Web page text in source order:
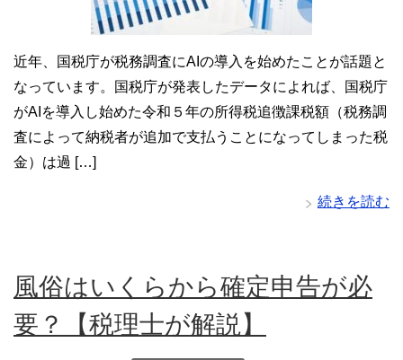
近年、国税庁が税務調査にAIの導入を始めたことが話題と
なっています。国税庁が発表したデータによれば、国税庁
がAIを導入し始めた令和５年の所得税追徴課税額（税務調
査によって納税者が追加で支払うことになってしまった税
金）は過 […]
続きを読む
風俗はいくらから確定申告が必
要？【税理士が解説】